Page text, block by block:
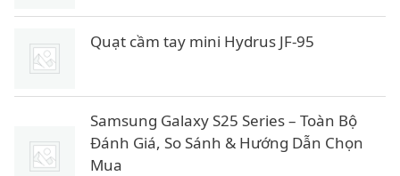
Quạt cầm tay mini Hydrus JF-95
Samsung Galaxy S25 Series – Toàn Bộ
Đánh Giá, So Sánh & Hướng Dẫn Chọn
Mua